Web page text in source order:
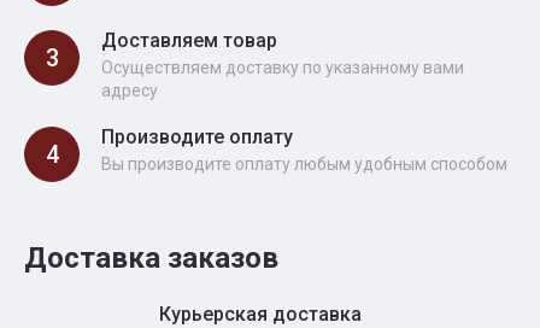
3
Доставляем товар
Осуществляем доставку по указанному вами
адресу
4
Производите оплату
Вы производите оплату любым удобным способом
Доставка заказов
Курьерская доставка